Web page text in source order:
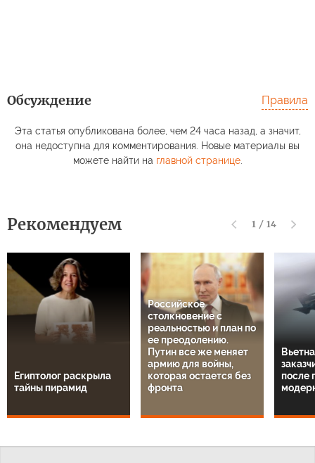
Обсуждение Правила
Эта статья опубликована более, чем 24 часа назад, а значит,
она недоступна для комментирования. Новые материалы вы
можете найти на главной странице.
Рекомендуем 1 / 14
Египтолог раскрыла
тайны пирамид
Российское
столкновение с
реальностью и план по
ее преодолению.
Путин все же меняет
армию для войны,
которая остается без
фронта
после